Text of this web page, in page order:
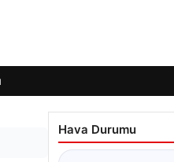
Hava Durumu